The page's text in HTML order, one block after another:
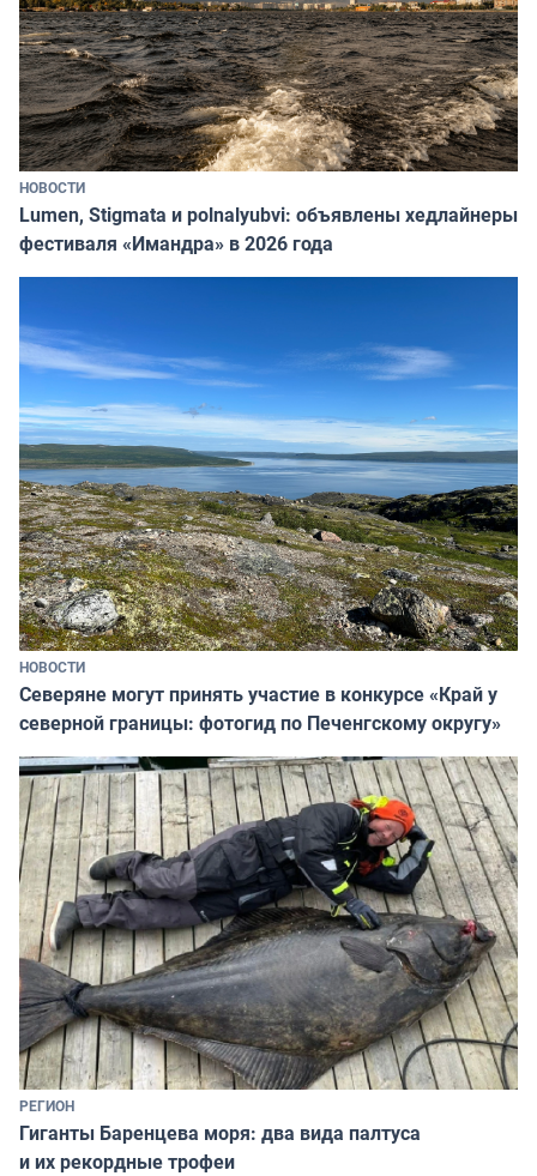
НОВОСТИ
Lumen, Stigmata и polnalyubvi: объявлены хедлайнеры
фестиваля «Имандра» в 2026 года
НОВОСТИ
Северяне могут принять участие в конкурсе «Край у
северной границы: фотогид по Печенгскому округу»
РЕГИОН
Гиганты Баренцева моря: два вида палтуса
и их рекордные трофеи